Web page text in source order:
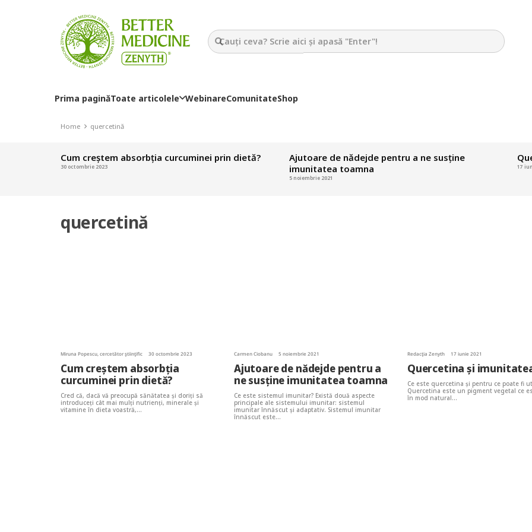
Prima paginăToate articolele WebinareComunitateShop
Home quercetină
Cum creștem absorbția curcuminei prin dietă?
30 octombrie 2023
Ajutoare de nădejde pentru a ne susține
imunitatea toamna
5 noiembrie 2021
17
quercetină
Miruna Popescu, cercetător științific 30 octombrie 2023
Cum creștem absorbția
curcuminei prin dietă?
Cred că, dacă vă preocupă sănătatea și doriți să
introduceți cât mai mulți nutrienți, minerale și
vitamine în dieta voastră,…
Carmen Ciobanu 5 noiembrie 2021
Ajutoare de nădejde pentru a
ne susține imunitatea toamna
Ce este sistemul imunitar? Există două aspecte
principale ale sistemului imunitar: sistemul
imunitar înnăscut și adaptativ. Sistemul imunitar
înnăscut este…
Redacția Zenyth 17 iunie 2021
Quercetina și
Ce este quercetina și pentru ce poate fi
Quercetina este un pigment vegetal ce
în mod natural…